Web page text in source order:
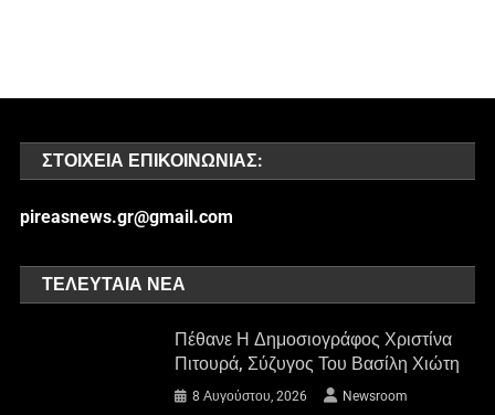
ΣΤΟΙΧΕΊΑ ΕΠΙΚΟΙΝΩΝΊΑΣ:
pireasnews.gr@gmail.com
ΤΕΛΕΥΤΑΊΑ ΝΈΑ
Πέθανε Η Δημοσιογράφος Χριστίνα
Πιτουρά, Σύζυγος Του Βασίλη Χιώτη
8 Αυγούστου, 2026 Newsroom